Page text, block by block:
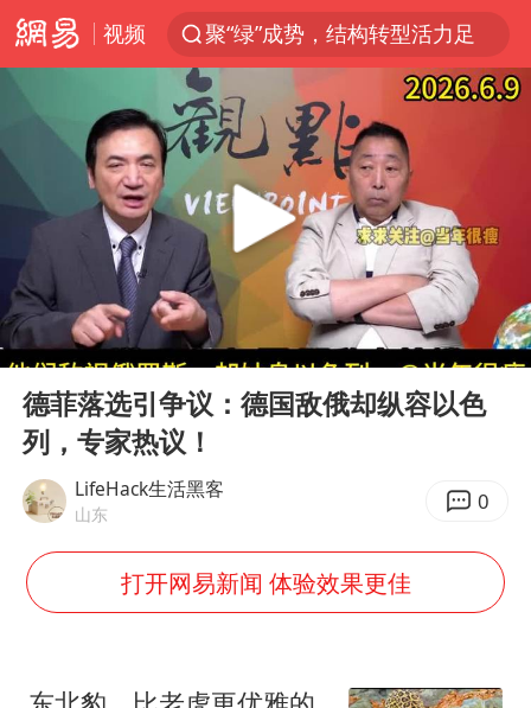
视频
聚“绿”成势，结构转型活力足
80后女柜员逆袭成4200亿银行副行长
多地要求领导干部带头休假
金饰克价大幅跳涨
24小时不关空调 电费会更低吗
浙江舟山21条水上客运航线停航
空调发明出来竟然不是为了给人降温
中国五箭齐发反制美国
Play
00:00 11:09
德菲落选引争议：德国敌俄却纵容以色
列，专家热议！
LifeHack生活黑客
山东 0
打开网易新闻 体验效果更佳